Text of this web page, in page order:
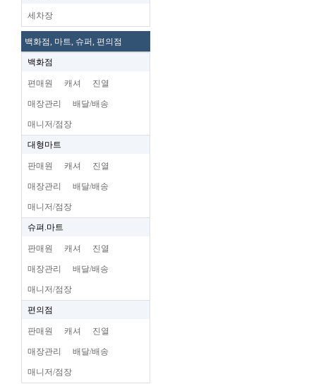
세차장
백화점, 마트, 슈퍼, 편의점
백화점
편매원 캐셔 진열
매장관리 배달/배송
매니저/점장
대형마트
판매원 캐셔 진열
매장관리 배달/배송
매니저/점장
슈펴.마트
판매원 캐셔 진열
매장관리 배달/배송
매니저/점장
편의점
판매원 캐셔 진열
매장관리 배달/배송
매니저/점장